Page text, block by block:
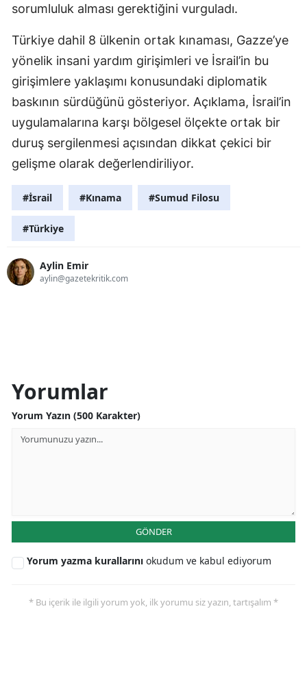
sorumluluk alması gerektiğini vurguladı.
Türkiye dahil 8 ülkenin ortak kınaması, Gazze’ye
yönelik insani yardım girişimleri ve İsrail’in bu
girişimlere yaklaşımı konusundaki diplomatik
baskının sürdüğünü gösteriyor. Açıklama, İsrail’in
uygulamalarına karşı bölgesel ölçekte ortak bir
duruş sergilenmesi açısından dikkat çekici bir
gelişme olarak değerlendiriliyor.
#İsrail #Kınama #Sumud Filosu
#Türkiye
Aylin Emir
aylin@gazetekritik.com
Yorumlar
Yorum Yazın (500 Karakter)
GÖNDER
Yorum yazma kurallarını okudum ve kabul ediyorum
* Bu içerik ile ilgili yorum yok, ilk yorumu siz yazın, tartışalım *